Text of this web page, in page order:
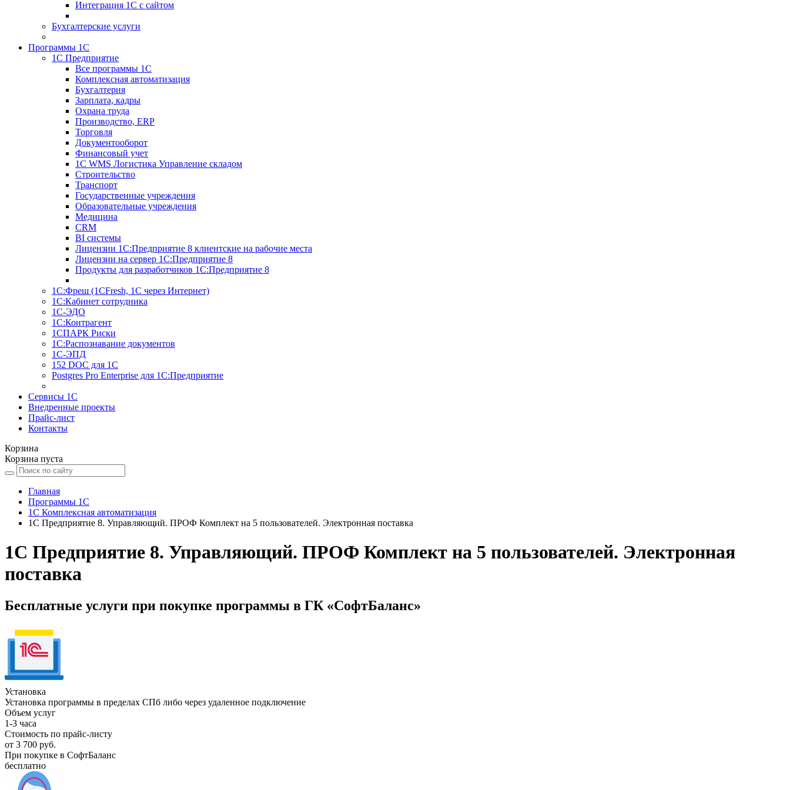
Интеграция 1С с сайтом
Бухгалтерские услуги
Программы 1С
1С Предприятие
Все программы 1С
Комплексная автоматизация
Бухгалтерия
Зарплата, кадры
Охрана труда
Производство, ERP
Торговля
Документооборот
Финансовый учет
1С WMS Логистика Управление складом
Строительство
Транспорт
Государственные учреждения
Образовательные учреждения
Медицина
CRM
BI системы
Лицензии 1С:Предприятие 8 клиентские на рабочие места
Лицензии на сервер 1С:Предприятие 8
Продукты для разработчиков 1С:Предприятие 8
1С:Фреш (1CFresh, 1С через Интернет)
1С:Кабинет сотрудника
1С-ЭДО
1С:Контрагент
1СПАРК Риски
1С:Распознавание документов
1С-ЭПД
152 DOC для 1С
Postgres Pro Enterprise для 1С:Предприятие
Сервисы 1С
Внедренные проекты
Прайс-лист
Контакты
Корзина
Корзина пуста
Главная
Программы 1С
1С Комплексная автоматизация
1С Предприятие 8. Управляющий. ПРОФ Комплект на 5 пользователей. Электронная поставка
1С Предприятие 8. Управляющий. ПРОФ Комплект на 5 пользователей. Электронная
поставка
Бесплатные услуги при покупке программы в ГК «СофтБаланс»
Установка
Установка программы в пределах СПб либо через удаленное подключение
Объем услуг
1-3 часа
Стоимость по прайс-листу
от 3 700 руб.
При покупке в СофтБаланс
бесплатно